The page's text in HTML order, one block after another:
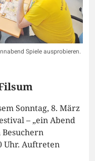
Spiele ausprobieren.
Sonntag, 8. März
– „ein Abend
Uhr. Auftreten